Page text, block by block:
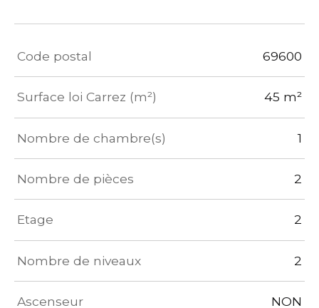
TRAD_ZEPHYR_Caracteristique
Code postal 69600
Surface loi Carrez (m²) 45 m²
Nombre de chambre(s) 1
Nombre de pièces 2
Etage 2
Nombre de niveaux 2
Ascenseur NON